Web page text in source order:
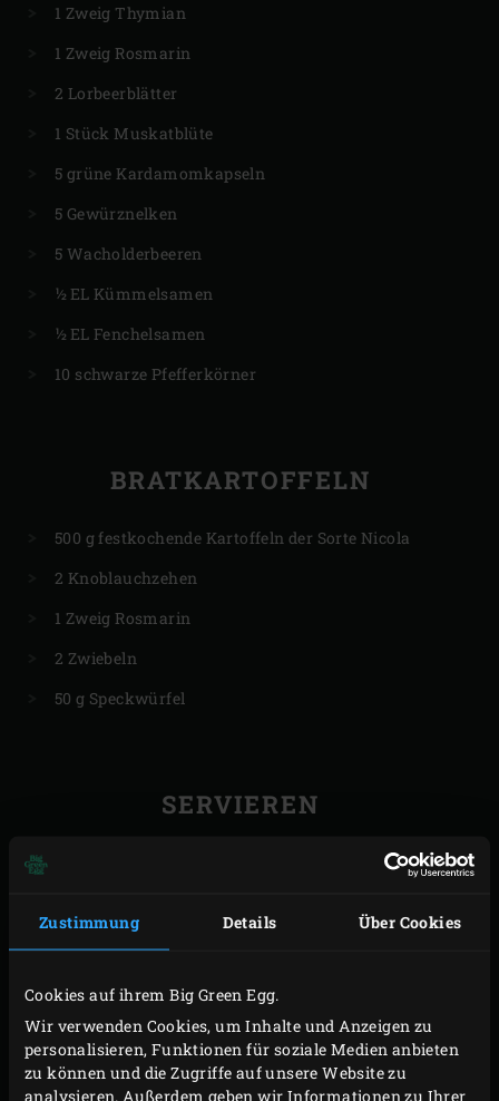
Zustimmung Details Über Cookies
Cookies auf ihrem Big Green Egg.
Wir verwenden Cookies, um Inhalte und Anzeigen zu
personalisieren, Funktionen für soziale Medien anbieten
zu können und die Zugriffe auf unsere Website zu
analysieren. Außerdem geben wir Informationen zu Ihrer
1 Zweig Thymian
1 Zweig Rosmarin
2 Lorbeerblätter
1 Stück Muskatblüte
5 grüne Kardamomkapseln
5 Gewürznelken
5 Wacholderbeeren
½ EL Kümmelsamen
½ EL Fenchelsamen
10 schwarze Pfefferkörner
BRATKARTOFFELN
500 g festkochende Kartoffeln der Sorte Nicola
2 Knoblauchzehen
1 Zweig Rosmarin
2 Zwiebeln
50 g Speckwürfel
SERVIEREN